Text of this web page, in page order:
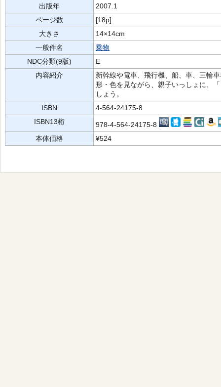
出版年
2007.1
ページ数
[18p]
大きさ
14×14cm
一般件名
乗物
NDC分類(9版)
E
内容紹介
新幹線や電車、飛行機、船、車、三輪
形・色を見ながら、親子いっしょに、
しょう。
ISBN
4-564-24175-8
ISBN13桁
978-4-564-24175-8
本体価格
¥524